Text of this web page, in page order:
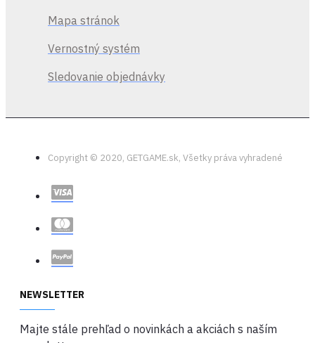
Mapa stránok
Vernostný systém
Sledovanie objednávky
Copyright © 2020, GETGAME.sk, Všetky práva vyhradené
NEWSLETTER
Majte stále prehľad o novinkách a akciách s naším